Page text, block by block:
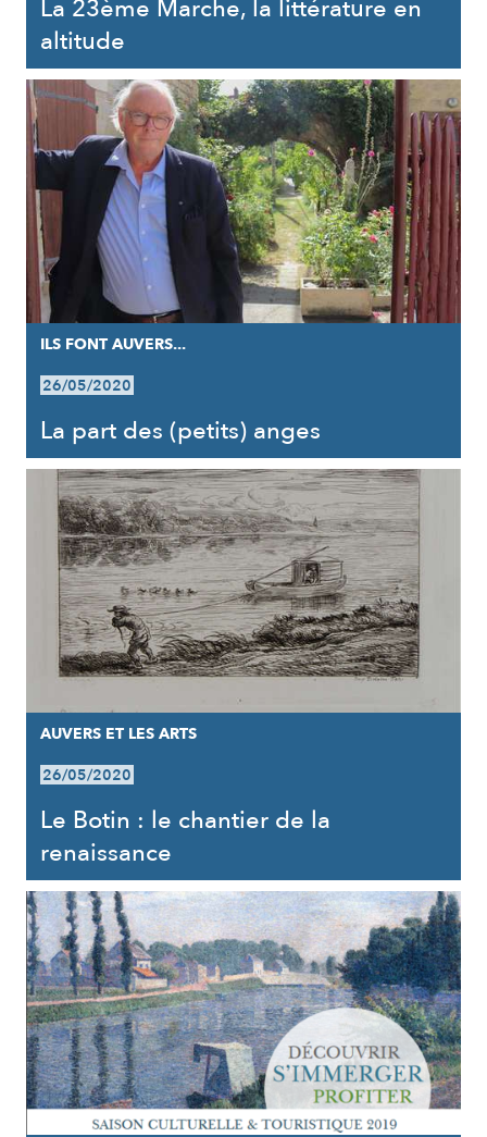
La 23ème Marche, la littérature en
altitude
ILS FONT AUVERS...
26/05/2020
La part des (petits) anges
AUVERS ET LES ARTS
26/05/2020
Le Botin : le chantier de la
renaissance